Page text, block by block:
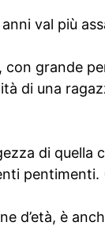
val più
con grande
di una
di
pentimenti.
d’età, è